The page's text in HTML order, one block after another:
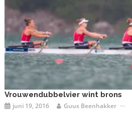
Vrouwendubbelvier wint brons
juni 19, 2016 Guus Beenhakker